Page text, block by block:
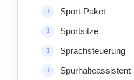
Sport-Paket
Sportsitze
Sprachsteuerung
Spurhalteassistent